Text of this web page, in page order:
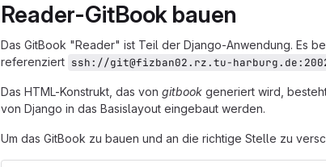
Reader-GitBook bauen
Das GitBook "Reader" ist Teil der Django-Anwendung. Es
referenziert ssh://git@fizban02.rz.tu-
Das HTML-Konstrukt, das von gitbook generiert wird,
von Django in das Basislayout eingebaut werden.
Um das GitBook zu bauen und an die richtige Stelle zu